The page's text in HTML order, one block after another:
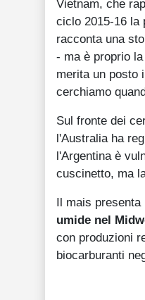
Vietnam, che
ciclo 2015-16 la
racconta una
- ma è proprio
merita un posto
cerchiamo
Sul fronte dei
l'Australia ha
l'Argentina è
cuscinetto, ma
Il mais
umide nel
con produzioni
biocarburanti